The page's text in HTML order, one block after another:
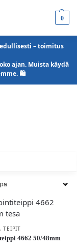
0
– toimitus
ajan. Muista käydä
🛍️
,TEIPIT
4662 50/48mm